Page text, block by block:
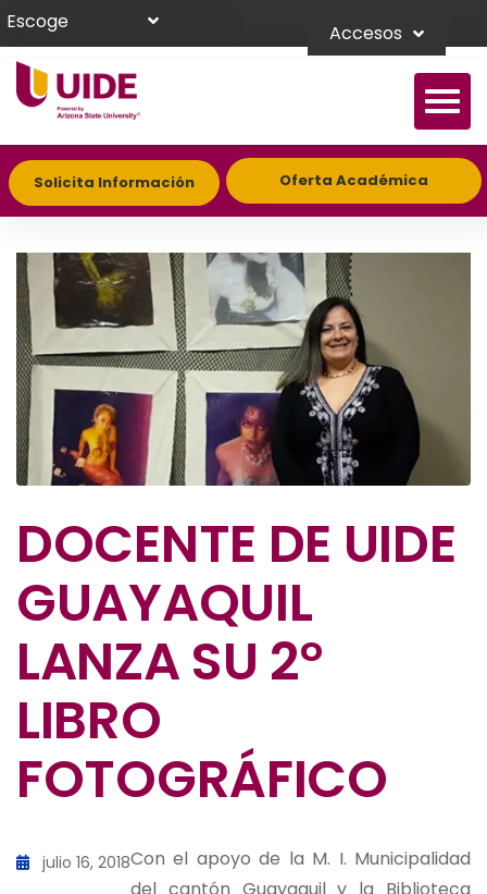
Escoge Accesos
Solicita Información Oferta Académica
DOCENTE DE UIDE
GUAYAQUIL
LANZA SU 2°
LIBRO
FOTOGRÁFICO
julio 16, 2018Con el apoyo de la M. I. Municipalidad